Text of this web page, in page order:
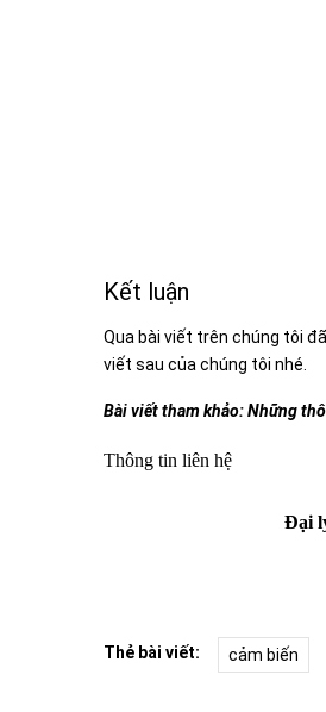
Kết luận
Qua bài viết trên chúng tôi
viết sau của chúng tôi nhé.
Bài viết tham khảo:Những
Thông tin liên hệ
Đại
Thẻ bài viết: cảm biến